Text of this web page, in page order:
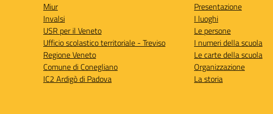
Miur
Invalsi
USR per il Veneto
Ufficio scolastico territoriale - Treviso
Regione Veneto
Comune di Conegliano
IC2 Ardigò di Padova
Presentazione
I luoghi
Le persone
I numeri della scuola
Le carte della scuola
Organizzazione
La storia